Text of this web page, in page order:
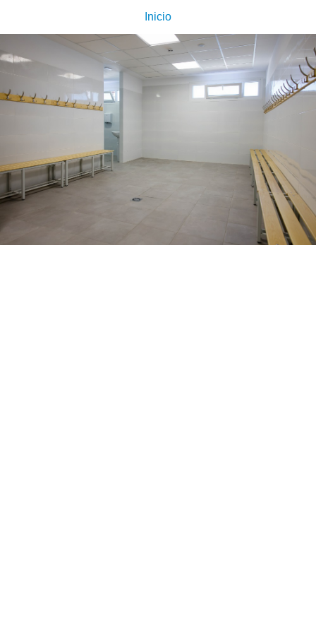
Inicio